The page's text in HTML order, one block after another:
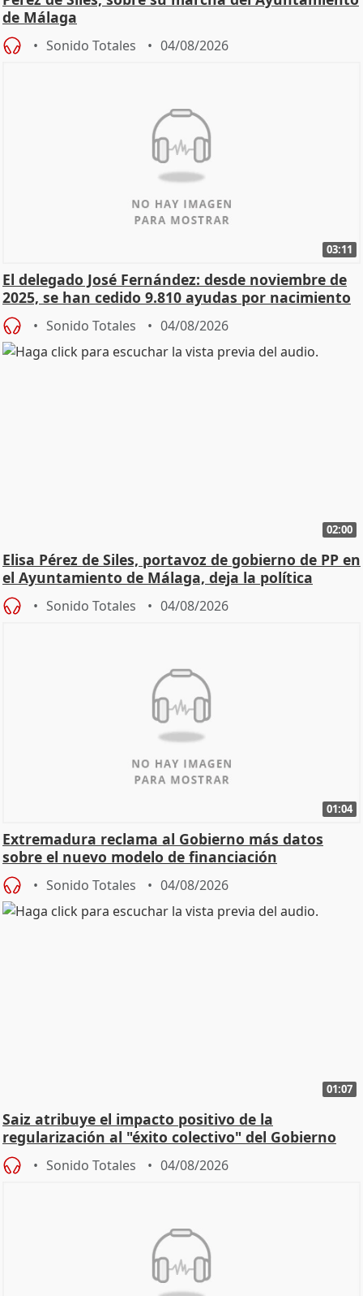
de Málaga
Sonido Totales 04/08/2026
03:11
El delegado José Fernández: desde noviembre de
2025, se han cedido 9.810 ayudas por nacimiento
Sonido Totales 04/08/2026
02:00
Elisa Pérez de Siles, portavoz de gobierno de PP en
el Ayuntamiento de Málaga, deja la política
Sonido Totales 04/08/2026
01:04
Extremadura reclama al Gobierno más datos
sobre el nuevo modelo de financiación
Sonido Totales 04/08/2026
01:07
Saiz atribuye el impacto positivo de la
regularización al "éxito colectivo" del Gobierno
Sonido Totales 04/08/2026